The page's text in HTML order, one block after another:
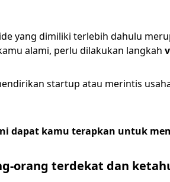
yang dimiliki terlebih dahulu
alami, perlu dilakukan langkah
startup atau merintis
dapat kamu terapkan untuk
orang terdekat dan